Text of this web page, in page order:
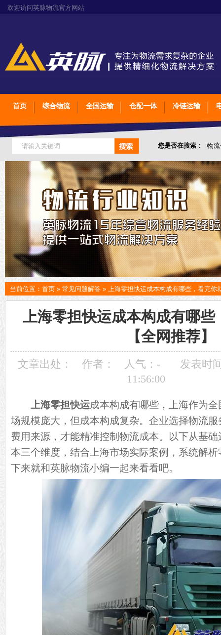
欢迎访问英脉物流官方网站
首页 综合物流 全国运输 仓配一体 冷链运输
您是否在搜索： 物
仓储综合专业定制物
当前位置： 首页 » 常见问题解答 » 上海零担快运成本构成有哪些，看完你
上海零担快运成本构成有哪些
【全网推荐】
文章出处： 作者： 人气： -
发表时
11:56:00
上海零担快运成本构成有哪些，上海作为
场规模庞大，但成本构成复杂。企业选择物流
费用来源，才能精准控制物流成本。以下从基
本三个维度，结合上海市场实际案例，系统解
下来就和英脉物流小编一起来看看吧。